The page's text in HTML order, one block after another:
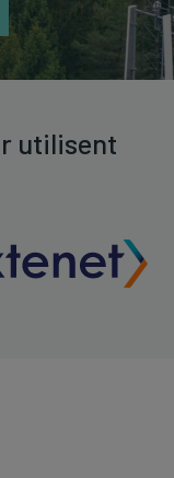
utilisent